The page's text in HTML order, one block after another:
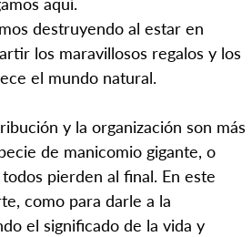
aquí.
destruyendo al estar en
los maravillosos regalos y los
el mundo natural.
y la organización son más
de manicomio gigante, o
pierden al final. En este
como para darle a la
el significado de la vida y